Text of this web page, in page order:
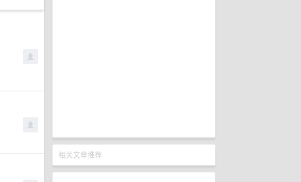
相关文章推荐